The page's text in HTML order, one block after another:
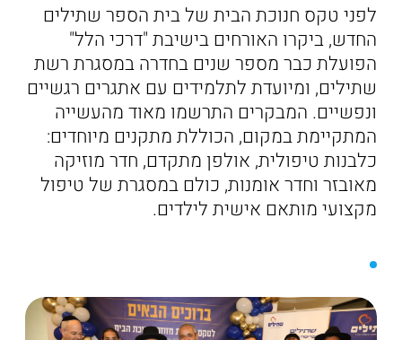
לפני טקס חנוכת הבית של בית הספר שתילים
החדש, ביקרו האורחים בישיבת "דרכי הלל"
הפועלת כבר מספר שנים בחדרה במסגרת רשת
שתילים, ומיועדת לתלמידים עם אתגרים רגשיים
ונפשיים. המבקרים התרשמו מאוד מהעשייה
המתקיימת במקום, הכוללת מתקנים מיוחדים:
כלבנות טיפולית, אולפן מתקדם, חדר מוזיקה
מאובזר וחדר אומנות, כולם במסגרת של טיפול
מקצועי מותאם אישית לילדים.